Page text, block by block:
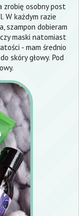
zrobię osobny post
W każdym razie
szampon dobieram
maski natomiast
- mam średnio
skóry głowy. Pod